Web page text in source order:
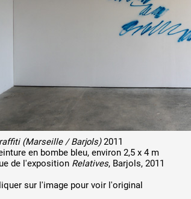
public
d'artistes
(Marseille / Barjols)2011
en bombe bleu, environ 2,5 x 4 m
de l'exposition Relatives, Barjols, 2011
sur l'image pour voir l'original